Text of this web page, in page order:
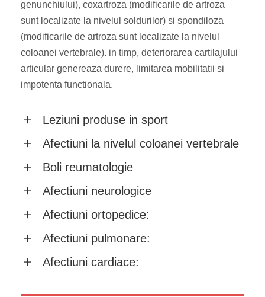
genunchiului), coxartroza (modificarile de artroza
sunt localizate la nivelul soldurilor) si spondiloza
(modificarile de artroza sunt localizate la nivelul
coloanei vertebrale). in timp, deteriorarea cartilajului
articular genereaza durere, limitarea mobilitatii si
impotenta functionala.
Leziuni produse in sport
Afectiuni la nivelul coloanei vertebrale
Boli reumatologie
Afectiuni neurologice
Afectiuni ortopedice:
Afectiuni pulmonare:
Afectiuni cardiace: